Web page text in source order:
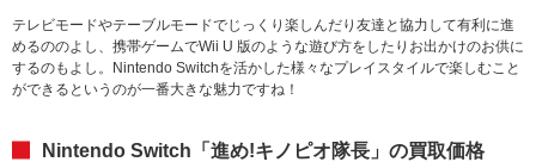
テレビモードやテーブルモードでじっくり楽しんだり友達と協力して有利に進
めるののよし、携帯ゲームでWii U 版のような遊び方をしたりお出かけのお供に
するのもよし。Nintendo Switchを活かした様々なプレイスタイルで楽しむこと
ができるというのが一番大きな魅力ですね！
Nintendo Switch「進め!キノピオ隊長」の買取価格